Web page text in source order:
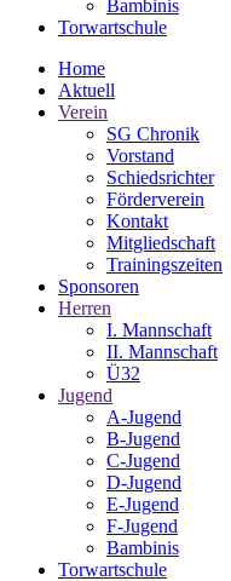
Bambinis
Torwartschule
Home
Aktuell
Verein
SG Chronik
Vorstand
Schiedsrichter
Förderverein
Kontakt
Mitgliedschaft
Trainingszeiten
Sponsoren
Herren
I. Mannschaft
II. Mannschaft
Ü32
Jugend
A-Jugend
B-Jugend
C-Jugend
D-Jugend
E-Jugend
F-Jugend
Bambinis
Torwartschule